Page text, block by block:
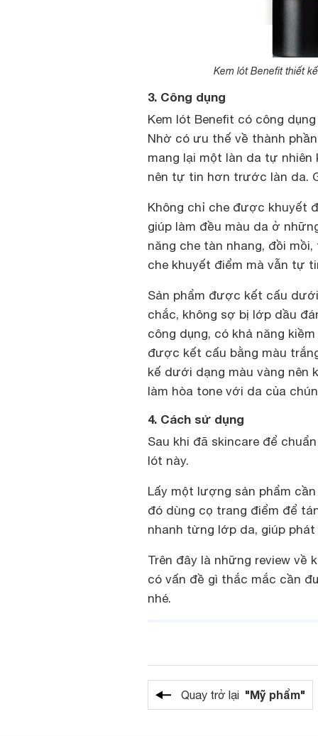
Kem lót Benefit thiết
3. Công dụng
Kem lót Benefit có công
Nhờ có ưu thế về thành
mang lại một làn da tự
nên tự tin hơn trước làn da.
Không chỉ che được khuyết
giúp làm đều màu da ở
năng che tàn nhang, đồi
che khuyết điểm mà vẫn tự
Sản phẩm được kết cấu
chắc, không sợ bị lớp dầu
công dụng, có khả năng
được kết cấu bằng màu
kế dưới dạng màu vàng nên
làm hòa tone với da của
4. Cách sử dụng
Sau khi đã skincare để
lót này.
Lấy một lượng sản phẩm
đó dùng cọ trang điểm để
nhanh từng lớp da, giúp
Trên đây là những review về
có vấn đề gì thắc mắc cần
nhé.
Quay trở lại "Mỹ phẩm"